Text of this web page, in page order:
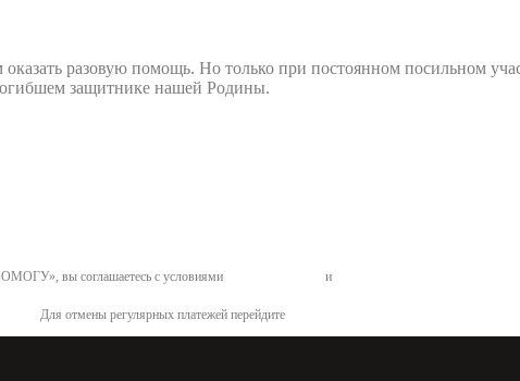
разовую помощь. Но только при постоянном посильном
защитнике нашей Родины.
вы соглашаетесь с условиями и
Для отмены регулярных платежей перейдите